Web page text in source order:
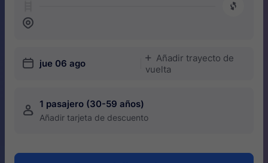
󰿠
󱒣
󱎗 jue 06 ago
󱅇
Añadir trayecto de
vuelta
󱍂 1 pasajero (30-59 años)
Añadir tarjeta de descuento